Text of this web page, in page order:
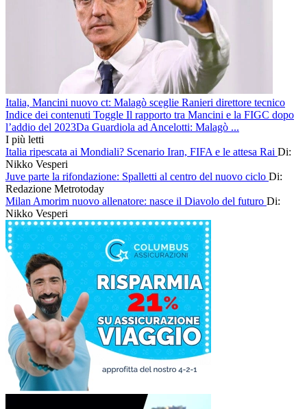
Italia, Mancini nuovo ct: Malagò sceglie Ranieri direttore tecnico
Indice dei contenuti Toggle Il rapporto tra Mancini e la FIGC dopo
l’addio del 2023Da Guardiola ad Ancelotti: Malagò ...
I più letti
Italia ripescata ai Mondiali? Scenario Iran, FIFA e le attesa Rai Di:
Nikko Vesperi
Juve parte la rifondazione: Spalletti al centro del nuovo ciclo Di:
Redazione Metrotoday
Milan Amorim nuovo allenatore: nasce il Diavolo del futuro Di:
Nikko Vesperi